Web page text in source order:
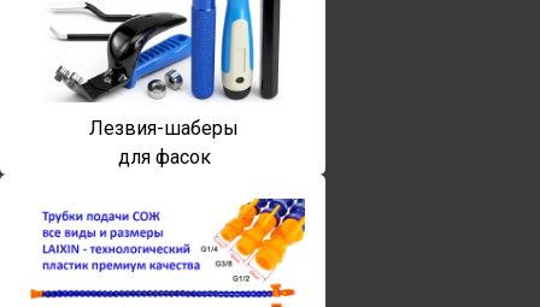
Лезвия-шаберы
для фасок